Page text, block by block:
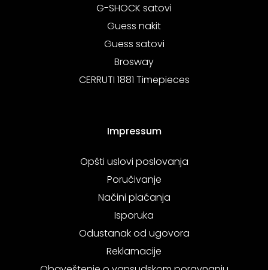
G-SHOCK satovi
Guess nakit
Guess satovi
Brosway
CERRUTI 1881 Timepieces
Impressum
Opšti uslovi poslovanja
Poručivanje
Načini plaćanja
Isporuka
Odustanak od ugovora
Reklamacije